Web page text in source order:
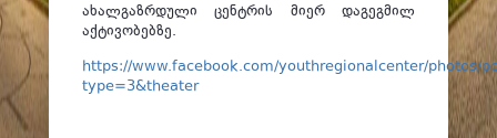
ახალგაზრდული ცენტრის მიერ დაგეგმილ
აქტივობებზე.
https://www.facebook.com/youthregionalcenter/photos/
type=3&theater